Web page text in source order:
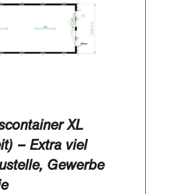
XL
– Extra viel
Gewerbe